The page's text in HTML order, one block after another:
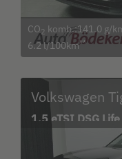
CO2 komb.:141.0 g/
6.2 l/100km**
Volkswagen
1.5 eTSI DSG
b. 23.1.30 /